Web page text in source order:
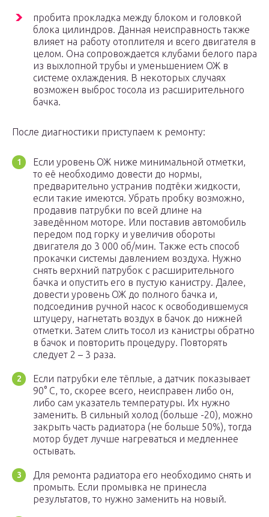
пробита прокладка между блоком и головкой
блока цилиндров. Данная неисправность также
влияет на работу отоплителя и всего двигателя в
целом. Она сопровождается клубами белого пара
из выхлопной трубы и уменьшением ОЖ в
системе охлаждения. В некоторых случаях
возможен выброс тосола из расширительного
бачка.
После диагностики приступаем к ремонту:
Если уровень ОЖ ниже минимальной отметки,
то её необходимо довести до нормы,
предварительно устранив подтёки жидкости,
если такие имеются. Убрать пробку возможно,
продавив патрубки по всей длине на
заведённом моторе. Или поставив автомобиль
передом под горку и увеличив обороты
двигателя до 3 000 об/мин. Также есть способ
прокачки системы давлением воздуха. Нужно
снять верхний патрубок с расширительного
бачка и опустить его в пустую канистру. Далее,
довести уровень ОЖ до полного бачка и,
подсоединив ручной насос к освободившемуся
штуцеру, нагнетать воздух в бачок до нижней
отметки. Затем слить тосол из канистры обратно
в бачок и повторить процедуру. Повторять
следует 2 – 3 раза.
Если патрубки еле тёплые, а датчик показывает
90° С, то, скорее всего, неисправен либо он,
либо сам указатель температуры. Их нужно
заменить. В сильный холод (больше -20), можно
закрыть часть радиатора (не больше 50%), тогда
мотор будет лучше нагреваться и медленнее
остывать.
Для ремонта радиатора его необходимо снять и
промыть. Если промывка не принесла
результатов, то нужно заменить на новый.